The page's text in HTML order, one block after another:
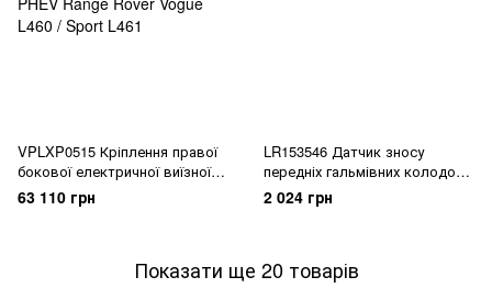
VPLXP0515 Кріплення правої
бокової електричної виїзної
підніжки (порога) з мотором
к-т Sport/Dynamic PHEV Range
63 110 грн
LR153546 Датчик зносу
передніх гальмівних колодок
Range Rover Vogue L460 / Sport
L461
2 024 грн
Показати ще 20 товарів